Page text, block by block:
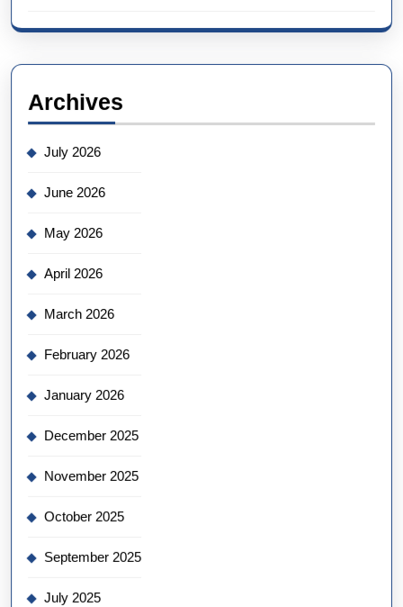
Archives
July 2026
June 2026
May 2026
April 2026
March 2026
February 2026
January 2026
December 2025
November 2025
October 2025
September 2025
July 2025